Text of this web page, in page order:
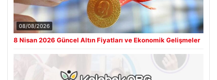
08/08/2026
8 Nisan 2026 Güncel Altın Fiyatları ve Ekonomik Gelişmeler